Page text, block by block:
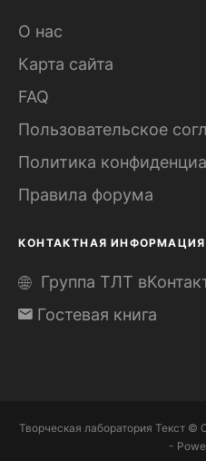
О нас
Карта сайта
FAQ
Пользовательское
Политика
Правила форума
КОНТАКТНАЯ ИНФОРМАЦИЯ
Группа ТЛТ
Гостевая книга
Творческая лаборатория Текст ©
-